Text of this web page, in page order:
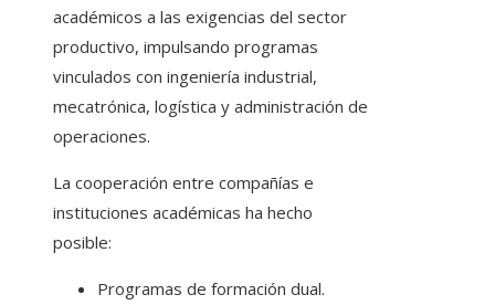
académicos a las exigencias del sector
productivo, impulsando programas
vinculados con ingeniería industrial,
mecatrónica, logística y administración de
operaciones.
La cooperación entre compañías e
instituciones académicas ha hecho
posible:
Programas de formación dual.